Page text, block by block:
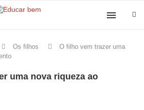
Os filhos
O filho vem trazer uma
uma nova riqueza ao